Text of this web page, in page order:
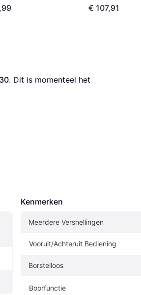
€ 107,91
. Dit is momenteel het
Kenmerken
Meerdere Versnellingen
Vooruit/Achteruit Bediening
Borstelloos
Boorfunctie